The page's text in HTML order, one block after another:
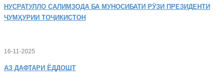
НУСРАТУЛЛО САЛИМЗОДА БА МУНОСИБАТИ РӮЗИ ПРЕЗИДЕНТИ
ҶУМҲУРИИ ТОҶИКИСТОН
16-11-2025
АЗ ДАФТАРИ ЁДДОШТ